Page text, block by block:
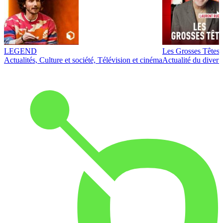
LEGEND
Actualités, Culture et société, Télévision et cinéma
Les Grosses Têtes
Actualité du